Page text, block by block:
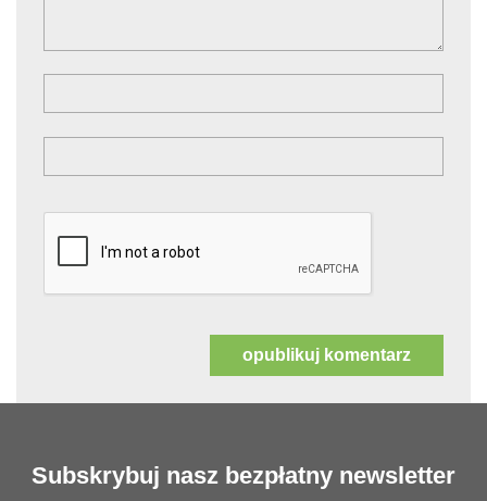
Subskrybuj nasz bezpłatny newsletter